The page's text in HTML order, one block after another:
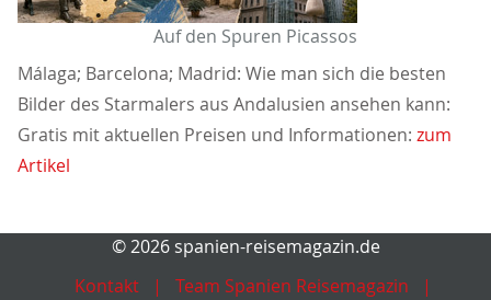
Auf den Spuren Picassos
Málaga; Barcelona; Madrid: Wie man sich die besten
Bilder des Starmalers aus Andalusien ansehen kann:
Gratis mit aktuellen Preisen und Informationen: zum
Artikel
© 2026 spanien-reisemagazin.de
Kontakt
Team Spanien Reisemagazin